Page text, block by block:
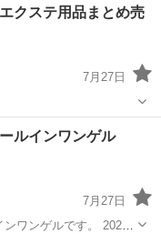
クステ用品まとめ売
7月27日
まつ毛エクステ
ルインワンゲル
7月27日
ワンゲルです。 2025